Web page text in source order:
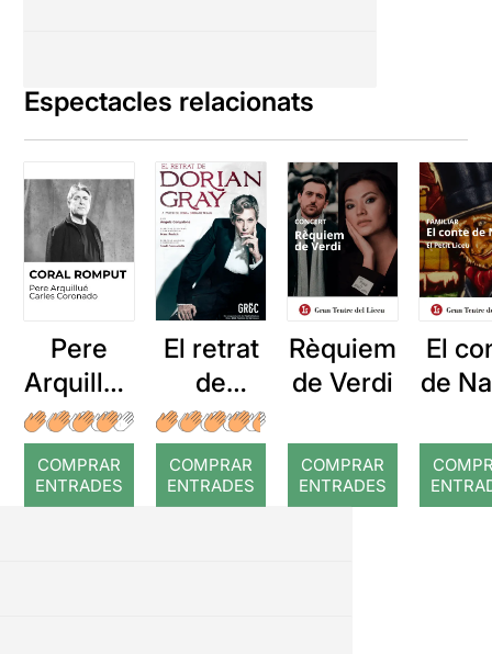
Espectacles relacionats
Pere
Arquillué
: Coral
romput
COMPRAR
ENTRADES
El retrat
de
Dorian
Gray
COMPRAR
ENTRADES
Rèquiem
de Verdi
COMPRAR
ENTRADES
El
de